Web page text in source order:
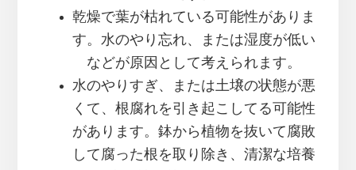
乾燥で葉が枯れている可能性がありま
す。水のやり忘れ、または湿度が低い
などが原因として考えられます。
水のやりすぎ、または土壌の状態が悪
くて、根腐れを引き起こしてる可能性
があります。鉢から植物を抜いて腐敗
して腐った根を取り除き、清潔な培養